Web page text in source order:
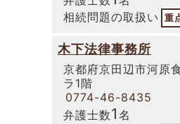
相続問題の取扱い
重
木下法律事務所
京都府京田辺市河原
ラ1階
0774-46-8435
弁護士数1 名